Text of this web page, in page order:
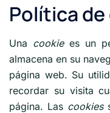
Política
Una cookiees un
almacena en su
página web. Su
recordar su visita
página. Las cookies